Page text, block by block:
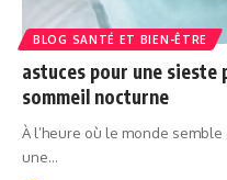
BLOG SANTÉ ET BIEN-ÊTRE
astuces pour une
sommeil nocturne
À l’heure où le monde semble
une…